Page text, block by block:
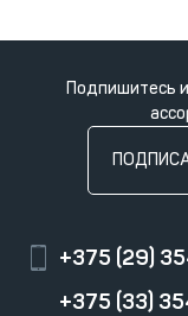
Подпишитесь
+375 (29)
+375 (33)